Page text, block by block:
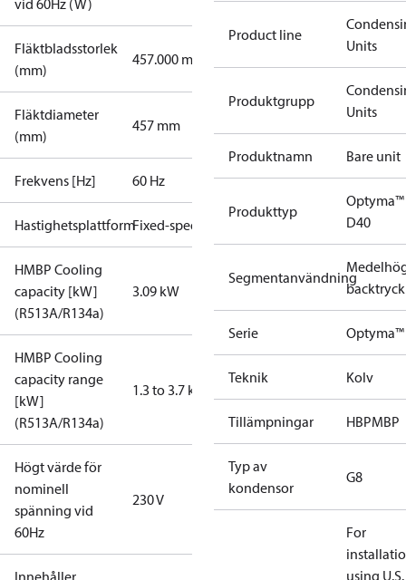
vid 60Hz (W)
Fläktbladsstorlek
(mm)
457.000 mm
Fläktdiameter
(mm)
457 mm
Frekvens [Hz] 60 Hz
HastighetsplattformFixed-speed
HMBP Cooling
capacity [kW]
(R513A/R134a)
3.09 kW
HMBP Cooling
capacity range
[kW]
(R513A/R134a)
1.3 to 3.7 kW
Högt värde för
nominell
spänning vid
60Hz
230 V
Innehåller
Product line
Units
Produktgrupp
Units
Produktnamn Bare unit
Produkttyp
Optyma™
D40
Segmentanvändning
backtryck
Serie Optyma™
Teknik Kolv
Tillämpningar HBPMBP
Typ av
kondensor
G8
For
using U.S.